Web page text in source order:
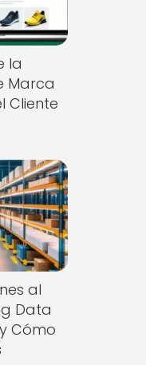
la
Marca
Cliente
al
Data
Cómo